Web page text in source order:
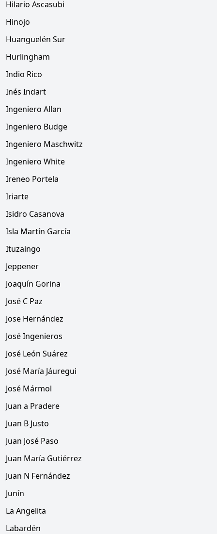
Hilario Ascasubi
Hinojo
Huanguelén Sur
Hurlingham
Indio Rico
Inés Indart
Ingeniero Allan
Ingeniero Budge
Ingeniero Maschwitz
Ingeniero White
Ireneo Portela
Iriarte
Isidro Casanova
Isla Martín García
Ituzaingo
Jeppener
Joaquín Gorina
José C Paz
Jose Hernández
José Ingenieros
José León Suárez
José María Jáuregui
José Mármol
Juan a Pradere
Juan B Justo
Juan José Paso
Juan María Gutiérrez
Juan N Fernández
Junín
La Angelita
Labardén